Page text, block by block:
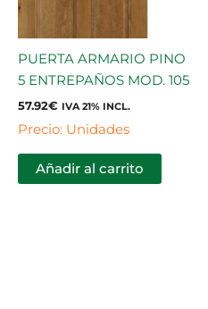
PUERTA ARMARIO PINO
5 ENTREPAÑOS MOD. 105
57.92€ IVA 21% INCL.
Precio: Unidades
Añadir al carrito